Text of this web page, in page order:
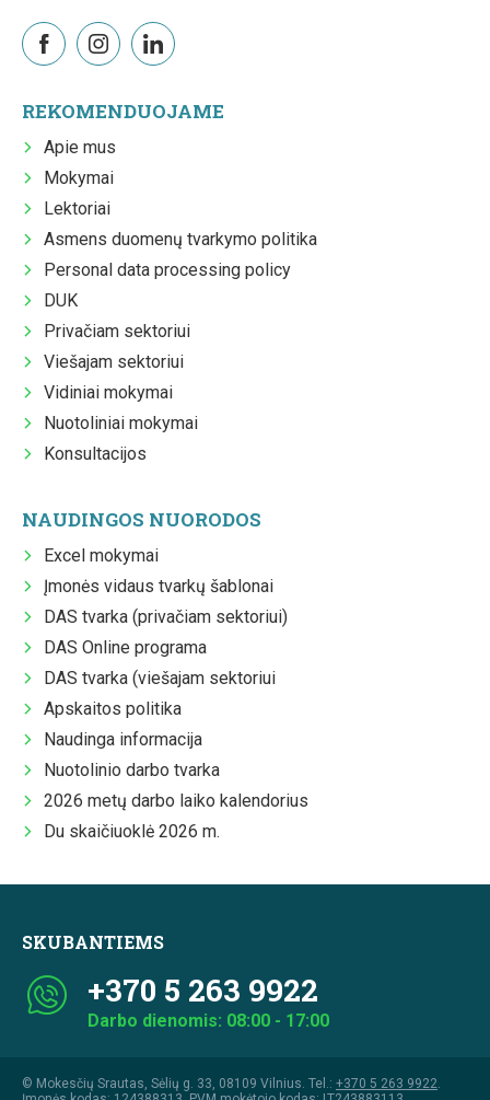
REKOMENDUOJAME
Apie mus
Mokymai
Lektoriai
Asmens duomenų tvarkymo politika
Personal data processing policy
DUK
Privačiam sektoriui
Viešajam sektoriui
Vidiniai mokymai
Nuotoliniai mokymai
Konsultacijos
NAUDINGOS NUORODOS
Excel mokymai
Įmonės vidaus tvarkų šablonai
DAS tvarka (privačiam sektoriui)
DAS Online programa
DAS tvarka (viešajam sektoriui
Apskaitos politika
Naudinga informacija
Nuotolinio darbo tvarka
2026 metų darbo laiko kalendorius
Du skaičiuoklė 2026 m.
SKUBANTIEMS
+370 5 263 9922
Darbo dienomis: 08:00 - 17:00
© Mokesčių Srautas, Sėlių g. 33, 08109 Vilnius. Tel.: +370 5 263 9922